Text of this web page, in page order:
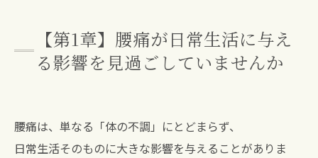
【第1章】腰痛が日常生活に与え
る影響を見過ごしていませんか
腰痛は、単なる「体の不調」にとどまらず、
日常生活そのものに大きな影響を与えることがありま